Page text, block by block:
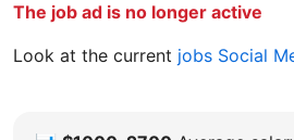
The job ad is no longer active
Look at the current jobs Social